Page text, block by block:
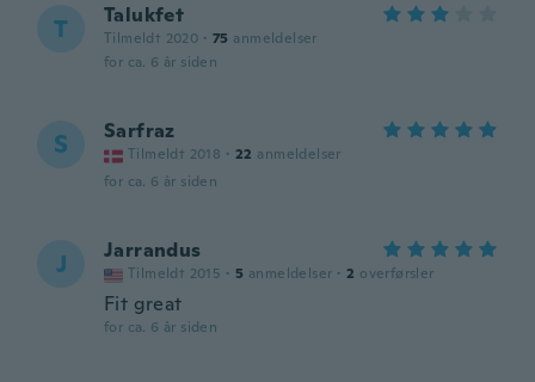
T Talukfet
Tilmeldt 2020 · 75 anmeldelser
for ca. 6 år siden
S Sarfraz
Tilmeldt 2018 · 22 anmeldelser
for ca. 6 år siden
J Jarrandus
Tilmeldt 2015 · 5 anmeldelser · 2 overførsler
Fit great
for ca. 6 år siden